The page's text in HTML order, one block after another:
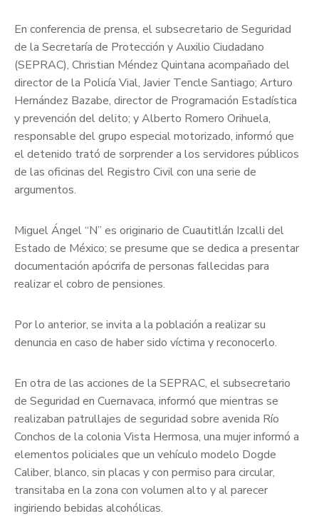
En conferencia de prensa, el subsecretario de Seguridad
de la Secretaría de Protección y Auxilio Ciudadano
(SEPRAC), Christian Méndez Quintana acompañado del
director de la Policía Vial, Javier Tencle Santiago; Arturo
Hernández Bazabe, director de Programación Estadística
y prevención del delito; y Alberto Romero Orihuela,
responsable del grupo especial motorizado, informó que
el detenido trató de sorprender a los servidores públicos
de las oficinas del Registro Civil con una serie de
argumentos.
Miguel Ángel “N” es originario de Cuautitlán Izcalli del
Estado de México; se presume que se dedica a presentar
documentación apócrifa de personas fallecidas para
realizar el cobro de pensiones.
Por lo anterior, se invita a la población a realizar su
denuncia en caso de haber sido víctima y reconocerlo.
En otra de las acciones de la SEPRAC, el subsecretario
de Seguridad en Cuernavaca, informó que mientras se
realizaban patrullajes de seguridad sobre avenida Río
Conchos de la colonia Vista Hermosa, una mujer informó a
elementos policiales que un vehículo modelo Dogde
Caliber, blanco, sin placas y con permiso para circular,
transitaba en la zona con volumen alto y al parecer
ingiriendo bebidas alcohólicas.